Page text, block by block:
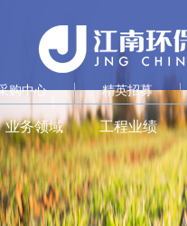
精英招募
购中心
工程业绩
业务领域